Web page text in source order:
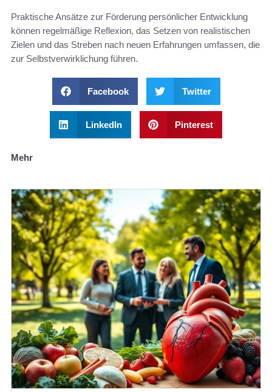
Praktische Ansätze zur Förderung persönlicher Entwicklung
können regelmäßige Reflexion, das Setzen von realistischen
Zielen und das Streben nach neuen Erfahrungen umfassen, die
zur Selbstverwirklichung führen.
Facebook Twitter
LinkedIn Pinterest
Mehr